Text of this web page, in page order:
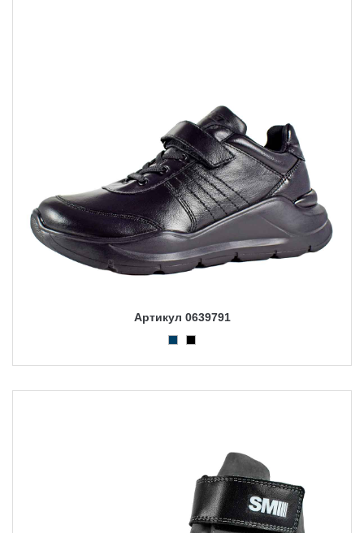
Артикул 0639791